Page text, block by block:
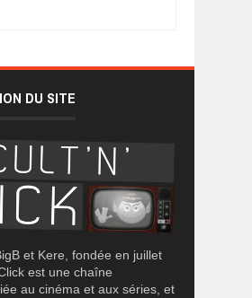
DU SITE
et Kere, fondée en juillet
est une chaîne
au cinéma et aux séries, et